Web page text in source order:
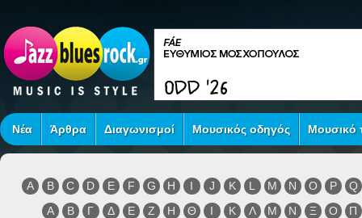
Νέα Άρθρα Διαγωνισμοί Μουσικός οδηγός Μουσικό
A B C D E F G H I J K L M N O P
Q
Α
Β Γ Δ Ε Ζ Η Θ Ι Κ Λ Μ Ν Ξ Ο
Π